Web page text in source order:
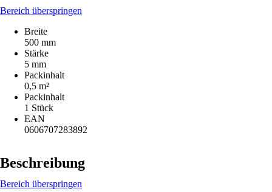
Bereich überspringen
Breite
500 mm
Stärke
5 mm
Packinhalt
0,5 m²
Packinhalt
1 Stück
EAN
0606707283892
Beschreibung
Bereich überspringen